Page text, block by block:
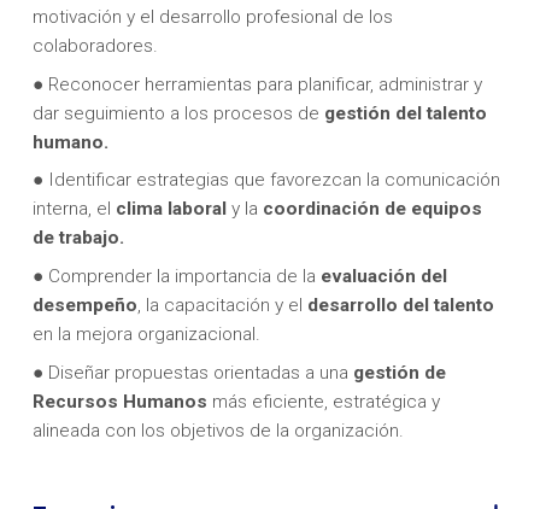
motivación y el desarrollo profesional de los
colaboradores.
● Reconocer herramientas para planificar, administrar y
dar seguimiento a los procesos de gestión del talento
humano.
● Identificar estrategias que favorezcan la comunicación
interna, el clima laboral y la coordinación de equipos
de trabajo.
● Comprender la importancia de la evaluación del
desempeño, la capacitación y el desarrollo del talento
en la mejora organizacional.
● Diseñar propuestas orientadas a una gestión de
Recursos Humanos más eficiente, estratégica y
alineada con los objetivos de la organización.